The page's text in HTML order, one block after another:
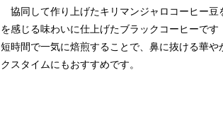
協同して作り上げたキリマンジャロコーヒー豆
を感じる味わいに仕上げたブラックコーヒーで
短時間で一気に焙煎することで、鼻に抜ける華
クスタイムにもおすすめです。